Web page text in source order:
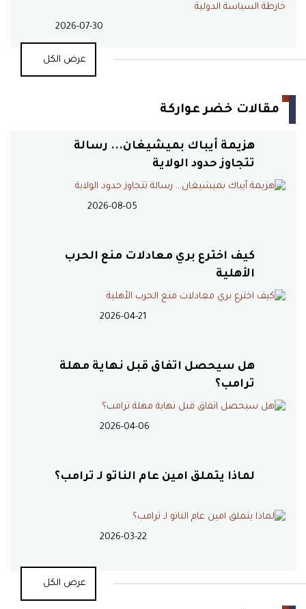
الكونغرس
لغز اغتيال لاريجاني يشعل
صراع الروايات داخل إيران
19:40لماذا فشلت روما في انتزاع
19:21 رغم الاعتذار.. يويفا يتمسك
بمقاطعة بطولات فيفا
19:03 رسوم النفايات الجديدة تشعل
18:34
الأمير علي: صرف المستحقات
لن يدفعنا لدعم إنفانتينو
18:02 غزة تستعد لأول قاعدة
2026-07-30
عرض الكل
مقالات خضر عواركة
هزيمة أيباك بميشيغان... رسالة
تتجاوز حدود الولاية
2026-08-05
كيف اخترع بري معادلات منع الحرب
الأهلية
2026-04-21
هل سيحصل اتفاق قبل نهاية مهلة
ترامب؟
2026-04-06
لماذا يتملق امين عام الناتو لـ ترامب؟
2026-03-22
عرض الكل